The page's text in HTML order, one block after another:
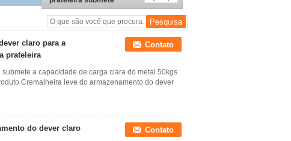
arquivar médio do dever
de grande resistência
claro para a
prateleira
Contato
a capacidade de carga clara do metal 50kgs
Cremalheira leve do armazenamento do dever
do dever claro
Contato